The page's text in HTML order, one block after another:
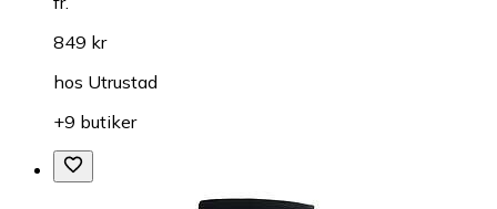
849 kr
hos Utrustad
+9 butiker